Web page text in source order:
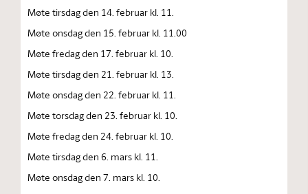
Møte tirsdag den 14. februar kl. 11.
Møte onsdag den 15. februar kl. 11.00
Møte fredag den 17. februar kl. 10.
Møte tirsdag den 21. februar kl. 13.
Møte onsdag den 22. februar kl. 11.
Møte torsdag den 23. februar kl. 10.
Møte fredag den 24. februar kl. 10.
Møte tirsdag den 6. mars kl. 11.
Møte onsdag den 7. mars kl. 10.